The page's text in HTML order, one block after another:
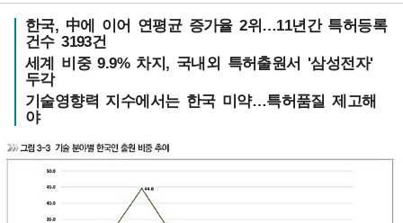
한국, 中에 이어 연평균 증가율 2위…11년간 특허등록
건수 3193건
세계 비중 9.9% 차지, 국내외 특허출원서 '삼성전자'
두각
기술영향력 지수에서는 한국 미약…특허품질 제고해
야